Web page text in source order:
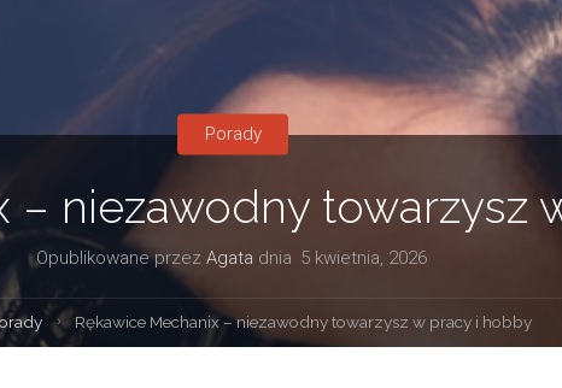
– niezawodny towarzysz
Opublikowane przez Agata dnia 5 kwietnia, 2026
Porady
Rękawice Mechanix – niezawodny towarzysz w pracy i hobby